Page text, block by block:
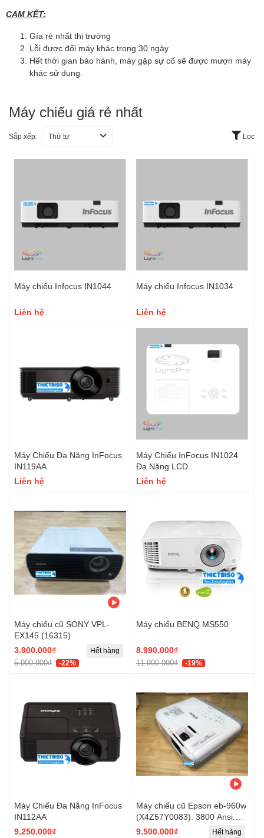
CAM KẾT:
Gía rẻ nhất thị trường
Lỗi được đổi máy khác trong 30 ngày
Hết thời gian bảo hành, máy gặp sự cố sẽ được mượn máy
khác sử dụng.
Máy chiếu giá rẻ nhất
Sắp xếp: Thứ tự Lọc
Máy chiếu Infocus IN1044
Liên hệ
Máy chiếu Infocus IN1034
Liên hệ
Máy Chiếu Đa Năng InFocus
IN119AA
Liên hệ
Máy Chiếu InFocus IN1024
Đa Năng LCD
Liên hệ
Máy chiếu cũ SONY VPL-
EX145 (16315)
3.900.000₫
5.000.000₫ -22%
Hết hàng
Máy chiếu BENQ MS550
8.990.000₫
11.000.000₫ -19%
Máy Chiếu Đa Năng InFocus
IN112AA
9.250.000₫
Máy chiếu cũ Epson eb-960w
(X4Z57Y0083). 3800 Ansi.
WXGA (1280 x 800 )
9.500.000₫ Hết hàng